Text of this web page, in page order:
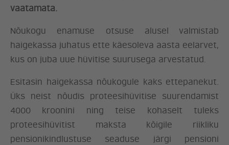
vaatamata.
Nõukogu enamuse otsuse alusel valmistab
haigekassa juhatus ette käesoleva aasta eelarvet,
kus on juba uue hüvitise suurusega arvestatud.
Esitasin haigekassa nõukogule kaks ettepanekut.
Üks neist nõudis proteesihüvitise suurendamist
4000 kroonini ning teise kohaselt tuleks
proteesihüvitist maksta kõigile riikliku
pensionikindlustuse seaduse järgi pensioni